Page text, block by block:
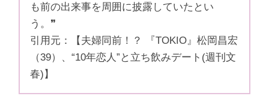
も前の出来事を周囲に披露していたとい
う。❞
引用元：【夫婦同前！？ 『TOKIO』松岡昌宏
（39）、“10年恋人”と立ち飲みデート(週刊文
春)】